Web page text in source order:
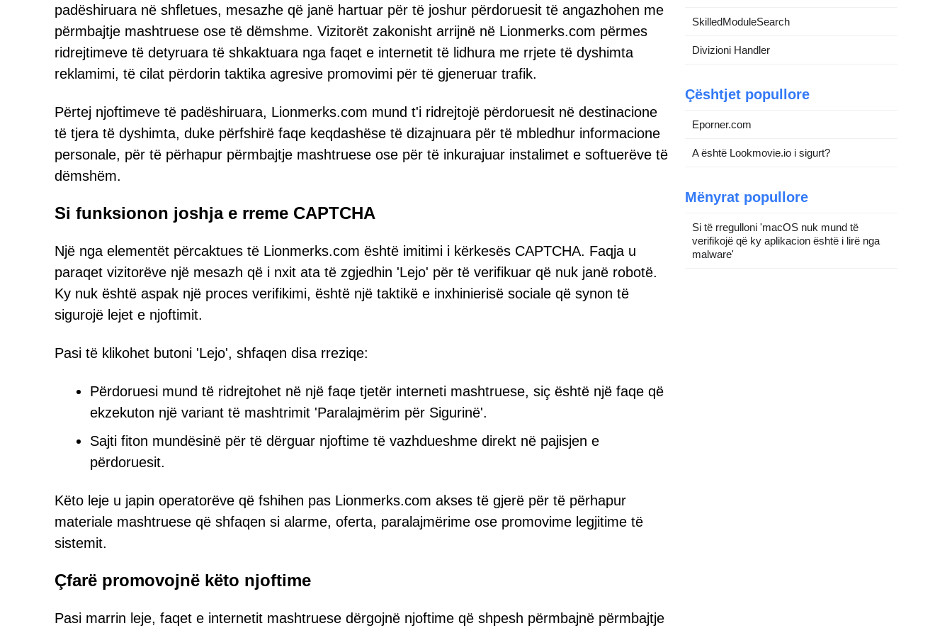
padëshiruara në shfletues, mesazhe që janë hartuar për të joshur përdoruesit të angazhohen me
përmbajtje mashtruese ose të dëmshme. Vizitorët zakonisht arrijnë në Lionmerks.com përmes
ridrejtimeve të detyruara të shkaktuara nga faqet e internetit të lidhura me rrjete të dyshimta
reklamimi, të cilat përdorin taktika agresive promovimi për të gjeneruar trafik.
Përtej njoftimeve të padëshiruara, Lionmerks.com mund t'i ridrejtojë përdoruesit në destinacione
të tjera të dyshimta, duke përfshirë faqe keqdashëse të dizajnuara për të mbledhur informacione
personale, për të përhapur përmbajtje mashtruese ose për të inkurajuar instalimet e softuerëve të
dëmshëm.
Si funksionon joshja e rreme CAPTCHA
Një nga elementët përcaktues të Lionmerks.com është imitimi i kërkesës CAPTCHA. Faqja u
paraqet vizitorëve një mesazh që i nxit ata të zgjedhin 'Lejo' për të verifikuar që nuk janë robotë.
Ky nuk është aspak një proces verifikimi, është një taktikë e inxhinierisë sociale që synon të
sigurojë lejet e njoftimit.
Pasi të klikohet butoni 'Lejo', shfaqen disa rreziqe:
Përdoruesi mund të ridrejtohet në një faqe tjetër interneti mashtruese, siç është një faqe që
ekzekuton një variant të mashtrimit 'Paralajmërim për Sigurinë'.
Sajti fiton mundësinë për të dërguar njoftime të vazhdueshme direkt në pajisjen e
përdoruesit.
Këto leje u japin operatorëve që fshihen pas Lionmerks.com akses të gjerë për të përhapur
materiale mashtruese që shfaqen si alarme, oferta, paralajmërime ose promovime legjitime të
sistemit.
Çfarë promovojnë këto njoftime
Pasi marrin leje, faqet e internetit mashtruese dërgojnë njoftime që shpesh përmbajnë përmbajtje
SkilledModuleSearch
Divizioni Handler
Çështjet popullore
Eporner.com
A është Lookmovie.io i sigurt?
Mënyrat popullore
Si të rregulloni 'macOS nuk mund të
verifikojë që ky aplikacion është i lirë nga
malware'